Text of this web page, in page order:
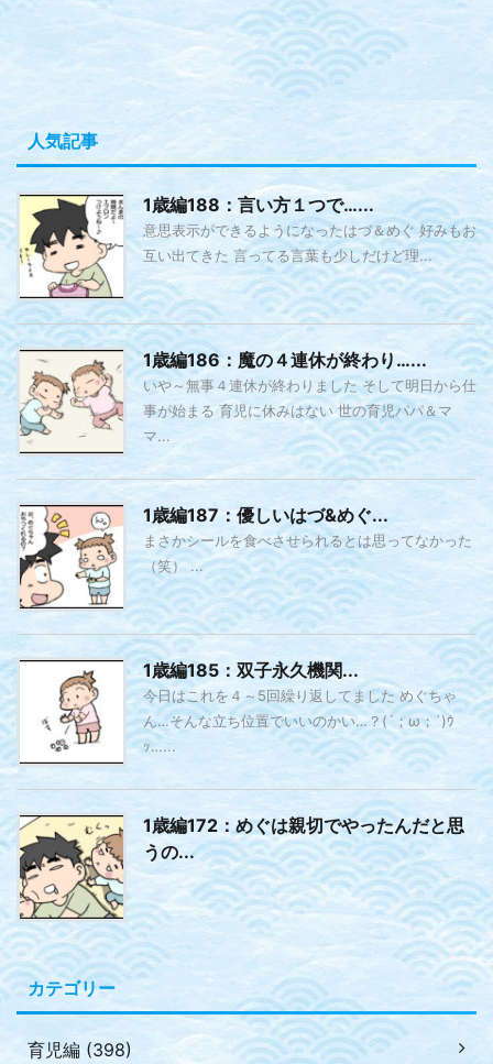
人気記事
1歳編188：言い方１つで…...
意思表示ができるようになったはづ＆めぐ 好みもお
互い出てきた 言ってる言葉も少しだけど理...
1歳編186：魔の４連休が終わり…...
いや～無事４連休が終わりました そして明日から仕
事が始まる 育児に休みはない 世の育児パパ＆マ
マ...
1歳編187：優しいはづ&めぐ...
まさかシールを食べさせられるとは思ってなかった
（笑） ...
1歳編185：双子永久機関...
今日はこれを４～5回繰り返してました めぐちゃ
ん…そんな立ち位置でいいのかい…？(´；ω；`)ｳ
ｯ…...
1歳編172：めぐは親切でやったんだと思
うの...
カテゴリー
育児編 (398)